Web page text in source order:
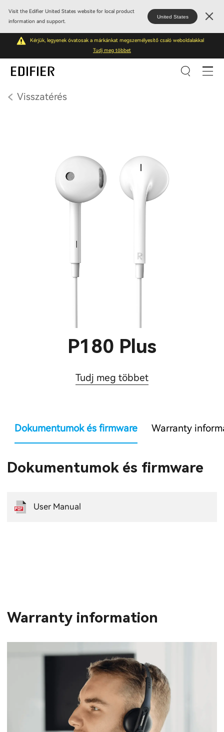
Visit the Edifier United States website for local product
information and support.
United States
Kérjük, legyenek óvatosak a márkánkat megszemélyesítő csaló weboldalakkal
Tudj meg többet
Visszatérés
P180 Plus
Tudj meg többet
Dokumentumok és firmware Warranty
Dokumentumok és firmware
User Manual
Warranty information